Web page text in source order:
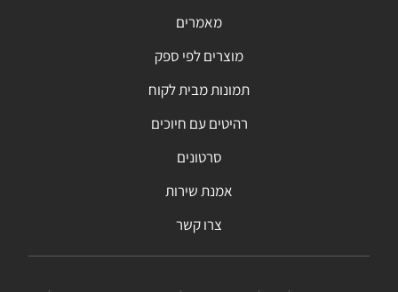
מאמרים
מוצרים לפי ספק
תמונות מבית לקוח
רהיטים עם חיוכים
סרטונים
אמנת שירות
צרו קשר